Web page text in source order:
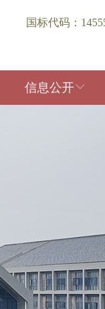
国标代码：
信息公开